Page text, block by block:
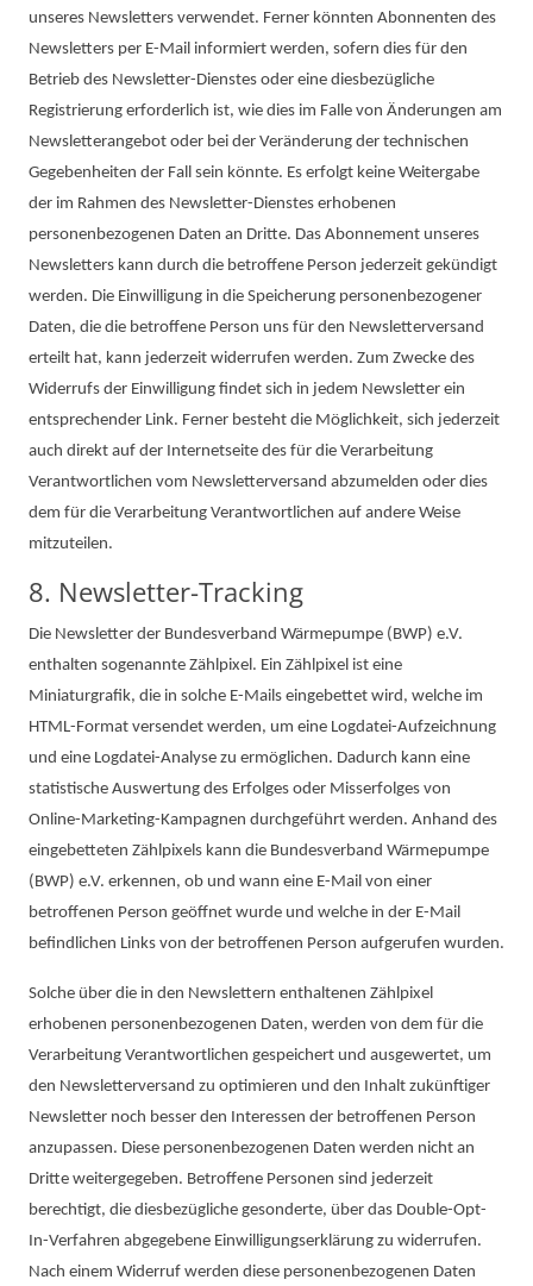
unseres Newsletters verwendet. Ferner könnten Abonnenten des
Newsletters per E-Mail informiert werden, sofern dies für den
Betrieb des Newsletter-Dienstes oder eine diesbezügliche
Registrierung erforderlich ist, wie dies im Falle von Änderungen am
Newsletterangebot oder bei der Veränderung der technischen
Gegebenheiten der Fall sein könnte. Es erfolgt keine Weitergabe
der im Rahmen des Newsletter-Dienstes erhobenen
personenbezogenen Daten an Dritte. Das Abonnement unseres
Newsletters kann durch die betroffene Person jederzeit gekündigt
werden. Die Einwilligung in die Speicherung personenbezogener
Daten, die die betroffene Person uns für den Newsletterversand
erteilt hat, kann jederzeit widerrufen werden. Zum Zwecke des
Widerrufs der Einwilligung findet sich in jedem Newsletter ein
entsprechender Link. Ferner besteht die Möglichkeit, sich jederzeit
auch direkt auf der Internetseite des für die Verarbeitung
Verantwortlichen vom Newsletterversand abzumelden oder dies
dem für die Verarbeitung Verantwortlichen auf andere Weise
mitzuteilen.
8. Newsletter-Tracking
Die Newsletter der Bundesverband Wärmepumpe (BWP) e.V.
enthalten sogenannte Zählpixel. Ein Zählpixel ist eine
Miniaturgrafik, die in solche E-Mails eingebettet wird, welche im
HTML-Format versendet werden, um eine Logdatei-Aufzeichnung
und eine Logdatei-Analyse zu ermöglichen. Dadurch kann eine
statistische Auswertung des Erfolges oder Misserfolges von
Online-Marketing-Kampagnen durchgeführt werden. Anhand des
eingebetteten Zählpixels kann die Bundesverband Wärmepumpe
(BWP) e.V. erkennen, ob und wann eine E-Mail von einer
betroffenen Person geöffnet wurde und welche in der E-Mail
befindlichen Links von der betroffenen Person aufgerufen wurden.
Solche über die in den Newslettern enthaltenen Zählpixel
erhobenen personenbezogenen Daten, werden von dem für die
Verarbeitung Verantwortlichen gespeichert und ausgewertet, um
den Newsletterversand zu optimieren und den Inhalt zukünftiger
Newsletter noch besser den Interessen der betroffenen Person
anzupassen. Diese personenbezogenen Daten werden nicht an
Dritte weitergegeben. Betroffene Personen sind jederzeit
berechtigt, die diesbezügliche gesonderte, über das Double-Opt-
In-Verfahren abgegebene Einwilligungserklärung zu widerrufen.
Nach einem Widerruf werden diese personenbezogenen Daten